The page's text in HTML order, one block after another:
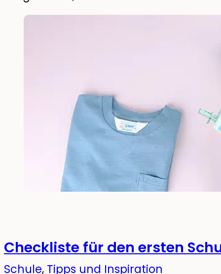
Checkliste für den ersten
Schule, Tipps und Inspiration